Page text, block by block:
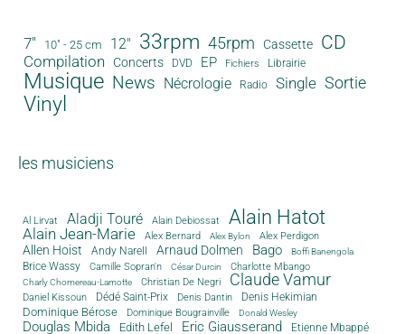
7" 10" - 25 cm 12" 33rpm 45rpm Cassette CD
Compilation Concerts DVD EP Fichiers Librairie
Musique News Nécrologie Radio Single Sortie
Vinyl
les musiciens
Al Lirvat Aladji Touré Alain Debiossat Alain Hatot
Alain Jean-Marie Alex Bernard Alex Bylon Alex Perdigon
Allen Hoist Andy Narell Arnaud Dolmen Bago Boffi Banengola
Brice Wassy Camille Sopran'n César Durcin Charlotte Mbango
Charly Chomereau-Lamotte Christian De Negri Claude Vamur
Daniel Kissoun Dédé Saint-Prix Denis Dantin Denis Hekimian
Dominique Bérose Dominique Bougrainville Donald Wesley
Douglas Mbida Edith Lefel Eric Giausserand Etienne Mbappé